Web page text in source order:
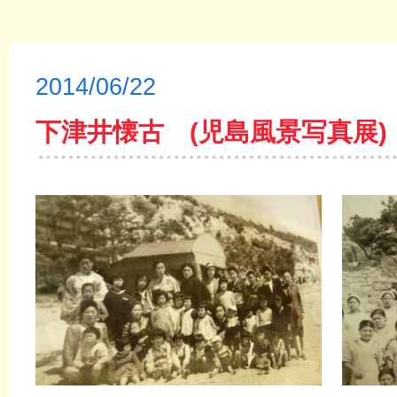
2014/06/22
下津井懐古 (児島風景写真展)